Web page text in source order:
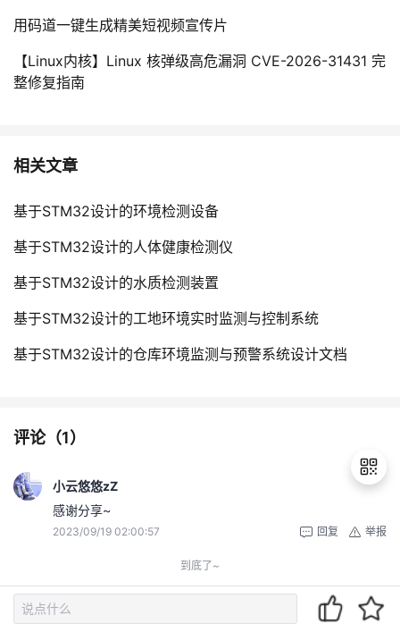
用码道一键生成精美短视频宣传片
【Linux内核】Linux 核弹级高危漏洞 CVE-2026-31431 完
整修复指南
相关文章
基于STM32设计的环境检测设备
基于STM32设计的人体健康检测仪
基于STM32设计的水质检测装置
基于STM32设计的工地环境实时监测与控制系统
基于STM32设计的仓库环境监测与预警系统设计文档
评论（1）
小云悠悠zZ
感谢分享~
2023/09/19 02:00:57 举报
回复
到底了~